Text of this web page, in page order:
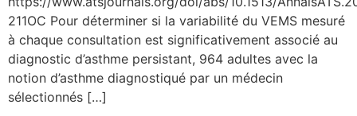
211OC Pour déterminer si la variabilité du VEMS mesuré
à chaque consultation est significativement associé au
diagnostic d’asthme persistant, 964 adultes avec la
notion d’asthme diagnostiqué par un médecin
sélectionnés […]